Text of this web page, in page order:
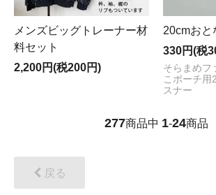
メンズビッグトレーナー材
料セット
2,200円(税200円)
20cmおと
330円(税
そらまめフ
こポーチ用
スナー
277商品中 1-24商品
戻る